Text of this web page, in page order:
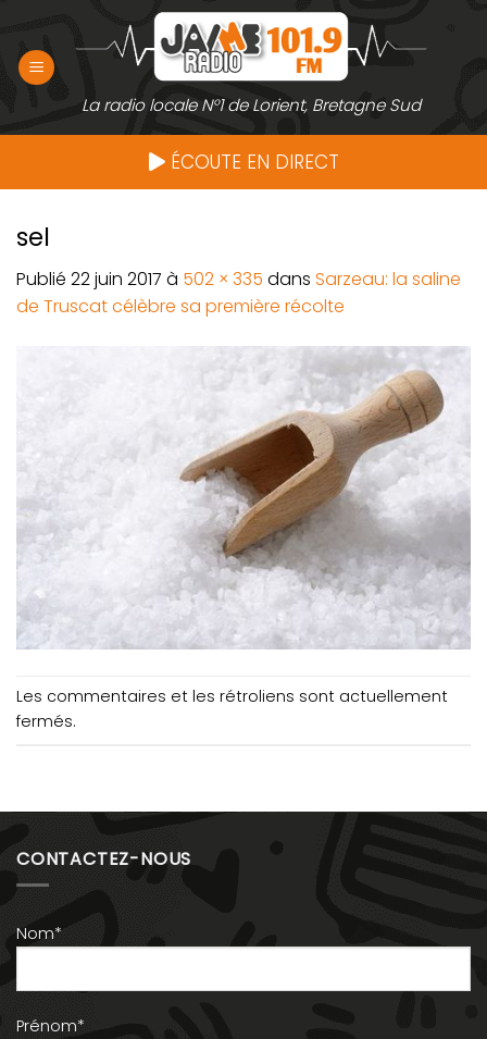
contenu
La radio locale N°1 de Lorient, Bretagne Sud
ÉCOUTE EN DIRECT
sel
Publié 22 juin 2017 à 502 × 335 dans Sarzeau: la saline
de Truscat célèbre sa première récolte
Les commentaires et les rétroliens sont actuellement
fermés.
CONTACTEZ-NOUS
Nom*
Prénom*